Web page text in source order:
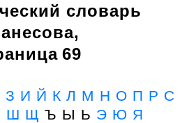
словарь
69
З И Й К Л М Н О П Р С
Ш Щ Ъ Ы Ь Э Ю Я